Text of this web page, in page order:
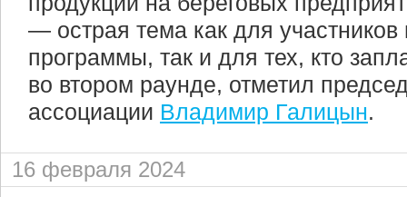
— острая тема как для участников
программы, так и для тех, кто
во втором раунде, отметил
ассоциации Владимир Галицын.
16 февраля 2024